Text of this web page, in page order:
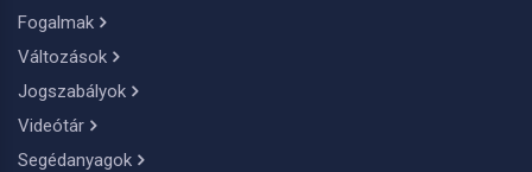
Fogalmak
Változások
Jogszabályok
Videótár
Segédanyagok